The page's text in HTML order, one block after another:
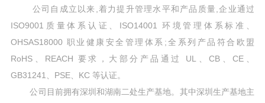
公司自成立以来,着力提升管理水平和产品质量,企业通过
ISO9001质量体系认证、ISO14001 环境管理体系标准、
OHSAS18000 职业健康安全管理体系;全系列产品符合欧盟
RoHS、REACH 要求，大部分产品通过 UL、CB、CE、
GB31241、PSE、KC 等认证。
公司目前拥有深圳和湖南二处生产基地。其中深圳生产基地主